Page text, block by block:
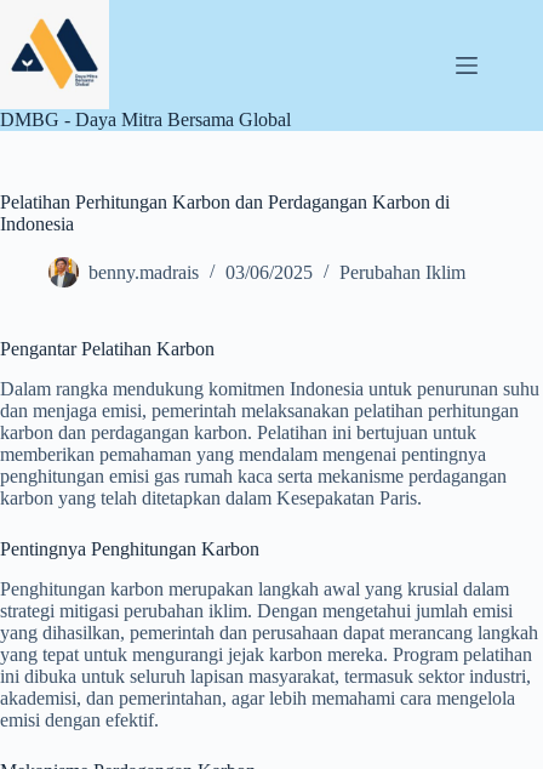
content
DMBG - Daya Mitra Bersama Global
Pelatihan Perhitungan Karbon dan Perdagangan Karbon di
Indonesia
benny.madrais 03/06/2025 Perubahan Iklim
Pengantar Pelatihan Karbon
Dalam rangka mendukung komitmen Indonesia untuk penurunan suhu
dan menjaga emisi, pemerintah melaksanakan pelatihan perhitungan
karbon dan perdagangan karbon. Pelatihan ini bertujuan untuk
memberikan pemahaman yang mendalam mengenai pentingnya
penghitungan emisi gas rumah kaca serta mekanisme perdagangan
karbon yang telah ditetapkan dalam Kesepakatan Paris.
Pentingnya Penghitungan Karbon
Penghitungan karbon merupakan langkah awal yang krusial dalam
strategi mitigasi perubahan iklim. Dengan mengetahui jumlah emisi
yang dihasilkan, pemerintah dan perusahaan dapat merancang langkah
yang tepat untuk mengurangi jejak karbon mereka. Program pelatihan
ini dibuka untuk seluruh lapisan masyarakat, termasuk sektor industri,
akademisi, dan pemerintahan, agar lebih memahami cara mengelola
emisi dengan efektif.